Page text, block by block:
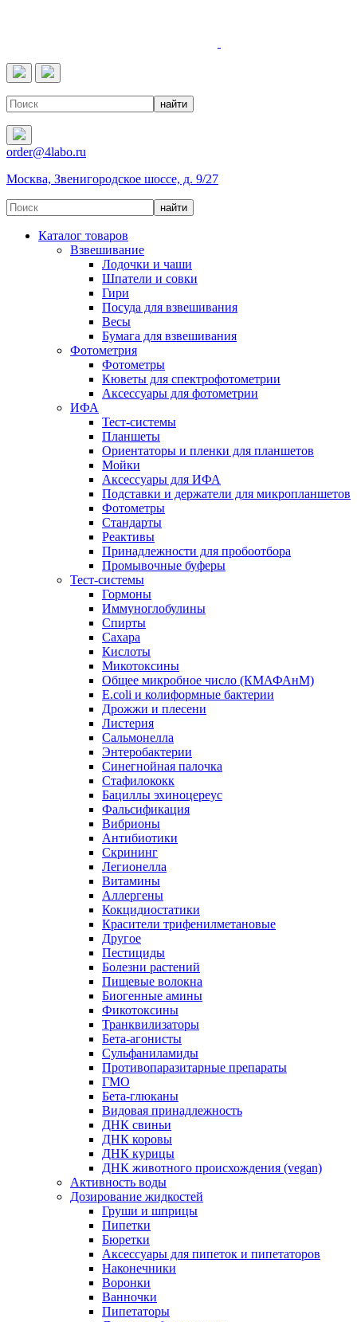
order@4labo.ru
Москва, Звенигородское шоссе, д. 9/27
Каталог товаров
Взвешивание
Лодочки и чаши
Шпатели и совки
Гири
Посуда для взвешивания
Весы
Бумага для взвешивания
Фотометрия
Фотометры
Кюветы для спектрофотометрии
Аксессуары для фотометрии
ИФА
Тест-системы
Планшеты
Ориентаторы и пленки для планшетов
Мойки
Аксессуары для ИФА
Подставки и держатели для микропланшетов
Фотометры
Стандарты
Реактивы
Принадлежности для пробоотбора
Промывочные буферы
Тест-системы
Гормоны
Иммуноглобулины
Спирты
Сахара
Кислоты
Микотоксины
Общее микробное число (КМАФАнМ)
E.coli и колиформные бактерии
Дрожжи и плесени
Листерия
Сальмонелла
Энтеробактерии
Синегнойная палочка
Стафилококк
Бациллы эхиноцереус
Фальсификация
Вибрионы
Антибиотики
Скрининг
Легионелла
Витамины
Аллергены
Кокцидиостатики
Красители трифенилметановые
Другое
Пестициды
Болезни растений
Пищевые волокна
Биогенные амины
Фикотоксины
Транквилизаторы
Бета-агонисты
Сульфаниламиды
Противопаразитарные препараты
ГМО
Бета-глюканы
Видовая принадлежность
ДНК свиньи
ДНК коровы
ДНК курицы
ДНК животного происхождения (vegan)
Активность воды
Дозирование жидкостей
Груши и шприцы
Пипетки
Бюретки
Аксессуары для пипеток и пипетаторов
Наконечники
Воронки
Ванночки
Пипетаторы